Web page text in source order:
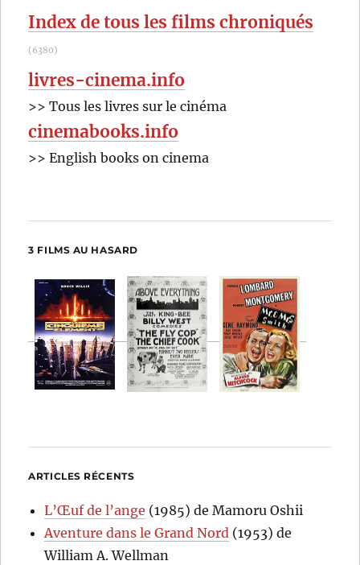
Index de tous les films chroniqués
(6380)
livres-cinema.info
>> Tous les livres sur le cinéma
cinemabooks.info
>> English books on cinema
3 FILMS AU HASARD
ARTICLES RÉCENTS
L’Œuf de l’ange (1985) de Mamoru Oshii
Aventure dans le Grand Nord (1953) de
William A. Wellman